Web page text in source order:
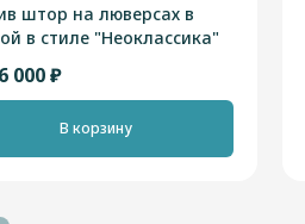
штор на люверсах в
в стиле "Неоклассика"
000 ₽
В корзину